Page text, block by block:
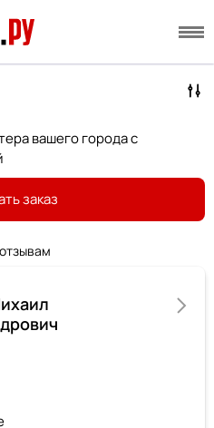
вашего города с
заказ